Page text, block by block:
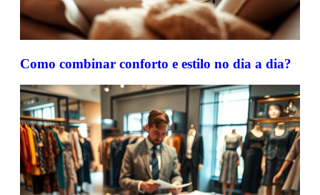
Como combinar conforto e estilo no dia a dia?